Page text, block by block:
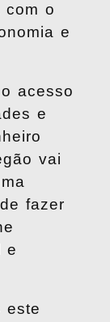
com o
e
acesso
e
vai
fazer
e
este